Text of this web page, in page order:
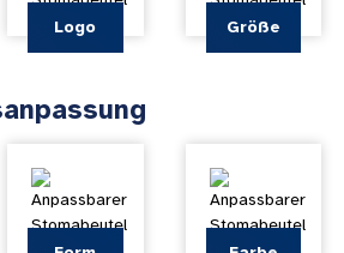
Logo Größe